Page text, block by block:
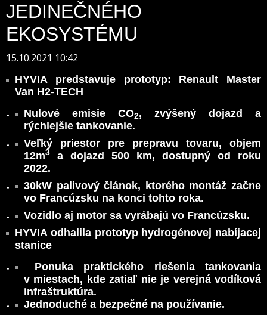
JEDINEČNÉHO
EKOSYSTÉMU
15.10.2021 10:42
HYVIA predstavuje prototyp: Renault Master
Van H2-TECH
Nulové emisie CO2, zvýšený dojazd a
rýchlejšie tankovanie.
Veľký priestor pre prepravu tovaru, objem
12m3
a dojazd 500 km, dostupný od roku
2022.
30kW palivový článok, ktorého montáž začne
vo Francúzsku na konci tohto roka.
Vozidlo aj motor sa vyrábajú vo Francúzsku.
HYVIA odhalila prototyp hydrogénovej nabíjacej
stanice
Ponuka praktického riešenia tankovania
v miestach, kde zatiaľ nie je verejná vodíková
infraštruktúra.
Jednoduché a bezpečné na používanie.